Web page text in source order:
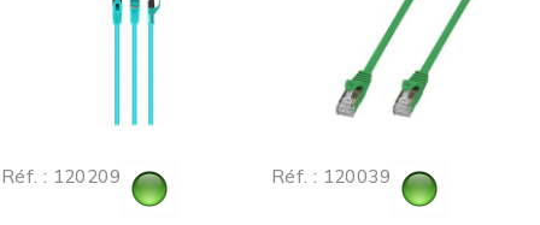
Réf. : 120209 Réf. : 120039